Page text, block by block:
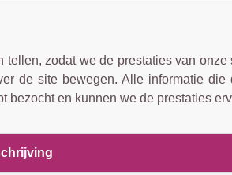
zodat we de prestaties van
de site bewegen. Alle informatie
en kunnen we de prestaties